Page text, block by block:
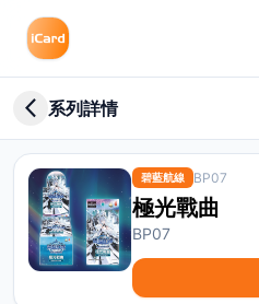
arrow_back_ios_new 系列詳情
碧藍航線 BP07
極光戰曲
BP07